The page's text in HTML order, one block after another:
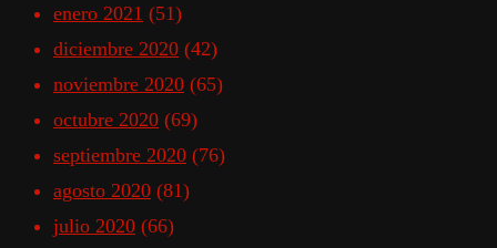
enero 2021 (51)
diciembre 2020 (42)
noviembre 2020 (65)
octubre 2020 (69)
septiembre 2020 (76)
agosto 2020 (81)
julio 2020 (66)